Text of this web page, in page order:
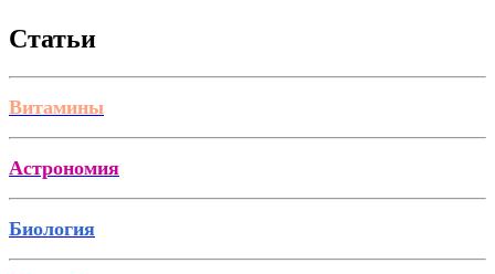
Статьи
Витамины
Астрономия
Биология